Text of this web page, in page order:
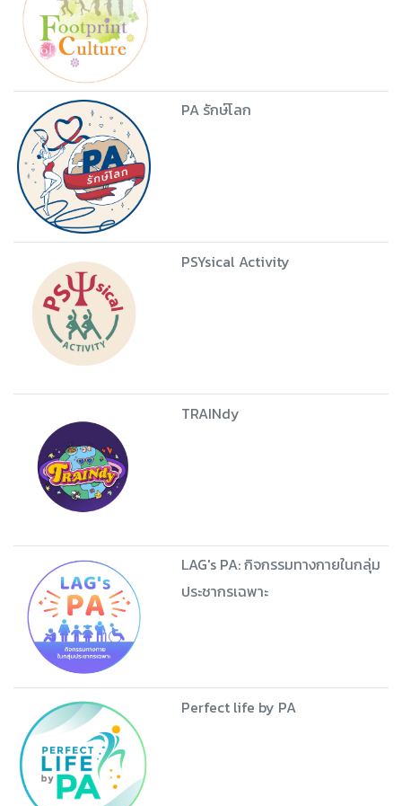
PA รักษ์โลก
PSYsical Activity
TRAINdy
LAG's PA: กิจกรรมทางกายในกลุ่ม
ประชากรเฉพาะ
Perfect life by PA